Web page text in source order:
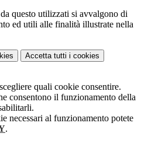
questo utilizzati si avvalgono di
ed utili alle finalità illustrate nella
Accetta tutti i cookies
quali cookie consentire.
consentono il funzionamento della
necessari al funzionamento potete
.